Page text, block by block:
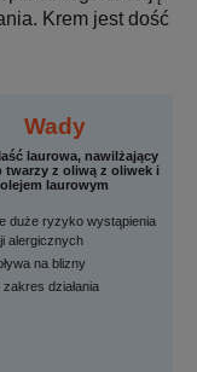
Krem jest dość
Wady
laurowa, nawilżający
twarzy z oliwą z oliwek i
olejem laurowym
duże ryzyko wystąpienia
alergicznych
na blizny
działania